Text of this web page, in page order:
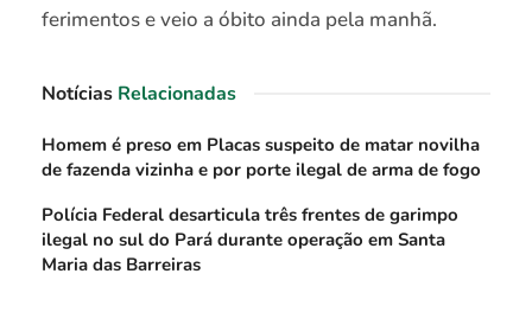
ferimentos e veio a óbito ainda pela manhã.
Notícias Relacionadas
Homem é preso em Placas suspeito de matar novilha
de fazenda vizinha e por porte ilegal de arma de fogo
Polícia Federal desarticula três frentes de garimpo
ilegal no sul do Pará durante operação em Santa
Maria das Barreiras